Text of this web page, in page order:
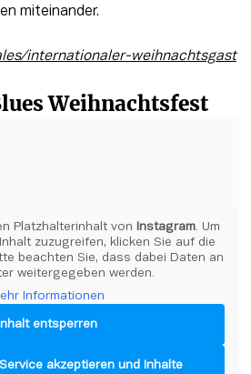
miteinander.
internationaler-weihnachtsgast
Weihnachtsfest
Platzhalterinhalt von Instagram. Um
zuzugreifen, klicken Sie auf die
beachten Sie, dass dabei Daten an
weitergegeben werden.
Informationen
Inhalt entsperren
akzeptieren und Inhalte